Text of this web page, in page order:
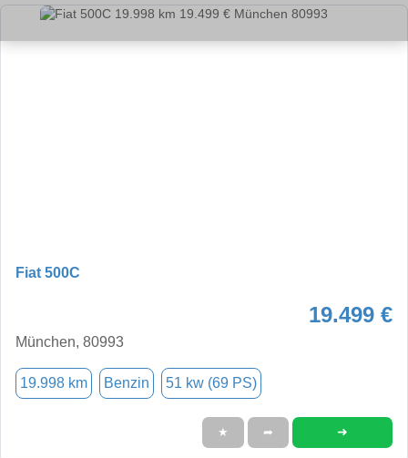
Fiat 500C
19.499 €
München, 80993
19.998 km Benzin 51 kw (69 PS)
★ ➦ ➜